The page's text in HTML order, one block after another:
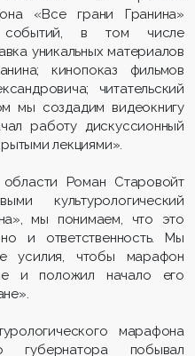
«Все грани Гранина»
событий, в том числе
уникальных материалов
кинопоказ фильмов
читательский
мы создадим видеокнигу
работу дискуссионный
лекциями».
Роман Старовойт
культурологический
мы понимаем, что это
и ответственность. Мы
усилия, чтобы марафон
и положил начало его
марафона
побывал